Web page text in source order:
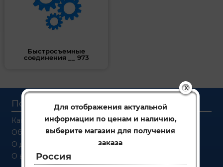
X
Для отображения актуальной
информации по ценам и наличию,
выберите магазин для получения
заказа
Россия
Быстросъемные
соединения __ 973
Покупателям
Как заказать
Об оплате
О доставке
О возврате